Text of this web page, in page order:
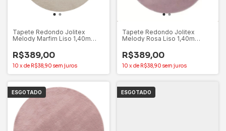
Tapete Redondo Jolitex
Melody Marfim Liso 1,40m
R$389,00
10 xde R$38,90 sem juros
Tapete Redondo Jolitex
Melody Rosa Liso 1,40m
R$389,00
10 xde R$38,90 sem juros
ESGOTADO ESGOTADO